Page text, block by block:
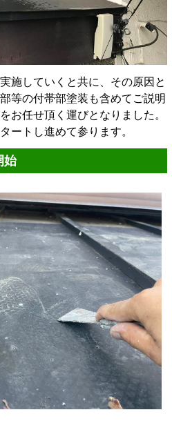
施していくと共に、その原因と
等の付帯部塗装も含めてご説明
お任せ頂く運びとなりました。
ートし進めて参ります。
始